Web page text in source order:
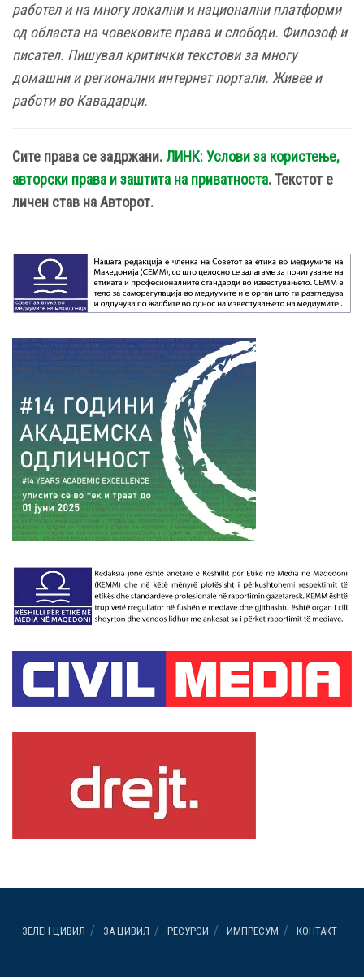
работел и на многу локални и национални платформи
од областа на човековите права и слободи. Филозоф и
писател. Пишувал критички текстови за многу
домашни и регионални интернет портали. Живее и
работи во Кавадарци.
Сите права се задржани.ЛИНК: Услови за користење,
авторски права и заштита на приватноста. Текстот е
личен став на Авторот.
ЗЕЛЕН ЦИВИЛ ЗА ЦИВИЛ РЕСУРСИ ИМПРЕСУМ КОНТАКТ